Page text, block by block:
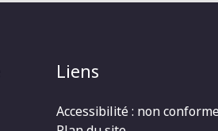
Liens
Accessibilité : non